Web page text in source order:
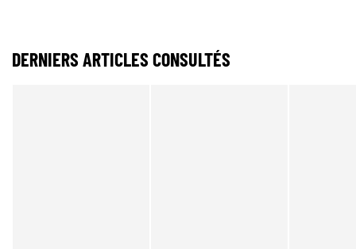
DERNIERS ARTICLES CONSULTÉS